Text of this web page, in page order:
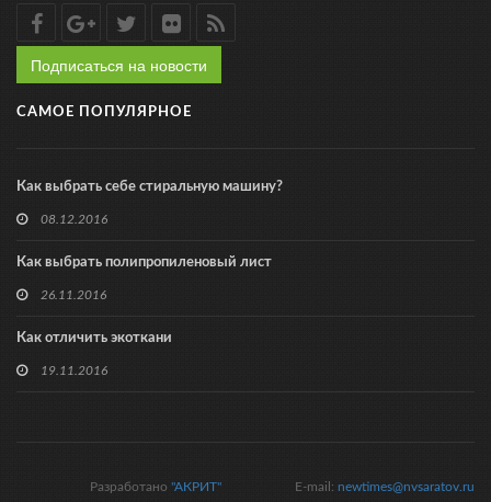
Подписаться на новости
САМОЕ ПОПУЛЯРНОЕ
Как выбрать себе стиральную машину?
08.12.2016
Как выбрать полипропиленовый лист
26.11.2016
Как отличить экоткани
19.11.2016
E-mail: newtimes@nvsaratov.ru
Разработано "АКРИТ"